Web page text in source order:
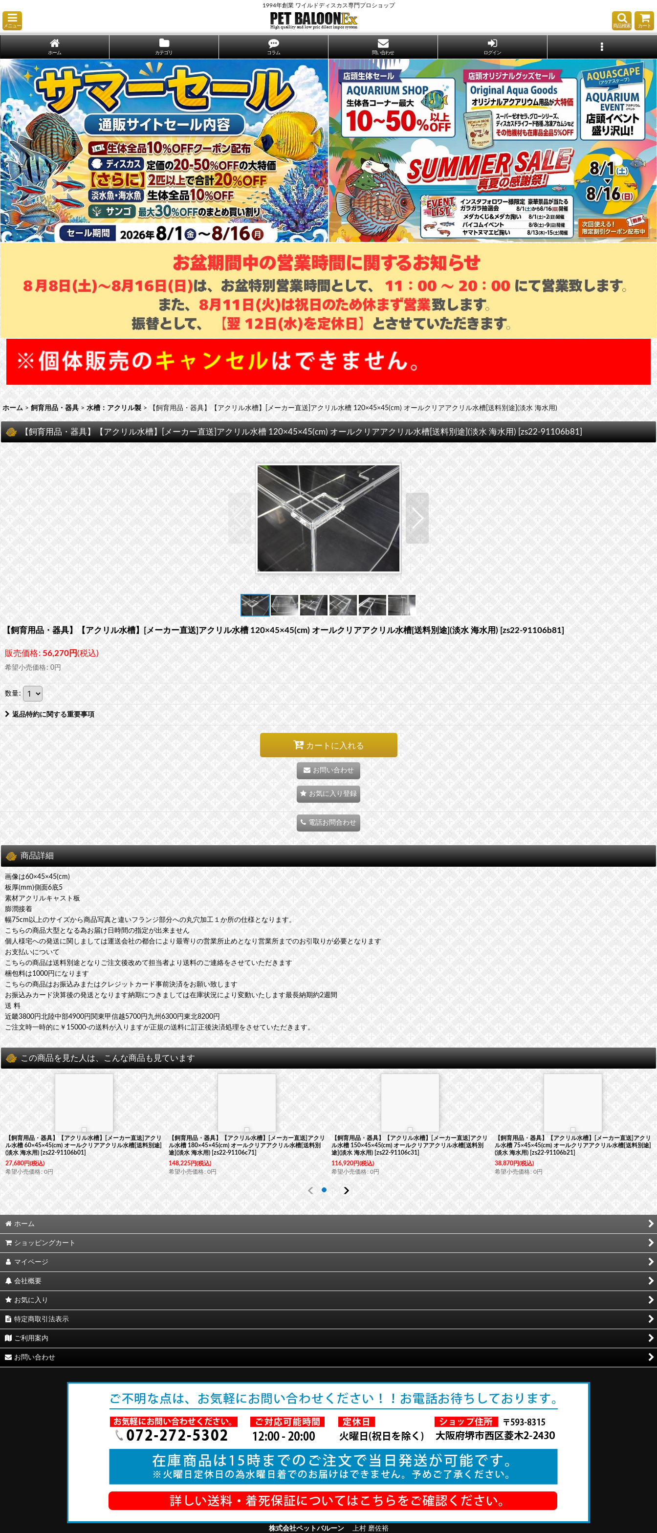
1994年創業 ワイルドディスカス専門プロショップ
メニュー 商品検索 カート
ホーム カテゴリ コラム 問い合わせ ログイン
ホーム > 飼育用品・器具 > 水槽：アクリル製 > 【飼育用品・器具】【アクリル水槽】[メーカー直送]アクリル水槽 120×45×45(cm) オールクリアアクリル水槽[送料別途](淡水 海水用)
【飼育用品・器具】【アクリル水槽】[メーカー直送]アクリル水槽 120×45×45(cm) オールクリアアクリル水槽[送料別途](淡水 海水用) [zs22-91106b81]
【飼育用品・器具】【アクリル水槽】[メーカー直送]アクリル水槽 120×45×45(cm) オールクリアアクリル水槽[送料別途](淡水 海水用) [zs22-91106b81]
販売価格: 56,270円(税込)
希望小売価格 : 0円
数量:
返品特約に関する重要事項
カートに入れる
お問い合わせ
お気に入り登録
電話お問合わせ
商品詳細
画像は60×45×45(cm)
板厚(mm)側面6底5
素材アクリルキャスト板
膨潤接着
幅75cm以上のサイズから商品写真と違いフランジ部分への丸穴加工１か所の仕様となります。
こちらの商品大型となる為お届け日時間の指定が出来ません
個人様宅への発送に関しましては運送会社の都合により最寄りの営業所止めとなり営業所までのお引取りが必要となります
お支払いについて
こちらの商品は送料別途となりご注文後改めて担当者より送料のご連絡をさせていただきます
梱包料は1000円になります
こちらの商品はお振込みまたはクレジットカード事前決済をお願い致します
お振込みカード決算後の発送となります納期につきましては在庫状況により変動いたします最長納期約2週間
送 料
近畿3800円北陸中部4900円関東甲信越5700円九州6300円東北8200円
ご注文時一時的に￥15000-の送料が入りますが正規の送料に訂正後決済処理をさせていただきます。
この商品を見た人は、こんな商品も見ています
【飼育用品・器具】【アクリル水槽】[メーカー直送]アクリ
ル水槽 60×45×45(cm) オールクリアアクリル水槽[送料別途]
(淡水 海水用) [zs22-91106b01]
27,680円(税込)
希望小売価格: 0円
【飼育用品・器具】【アクリル水槽】[メーカー直送]アクリ
ル水槽 180×45×45(cm) オールクリアアクリル水槽[送料別
途](淡水 海水用)
zs22-91106c71
148,225円(税込)
希望小売価格 : 0円
【飼育用品・器具】【アクリル水槽】[メーカー直送]アクリ
ル水槽 150×45×45(cm) オールクリアアクリル水槽[送料別
途](淡水 海水用) [ zs22-91106c31
116,920円(税込)
希望小売価格: 0円
【飼育用品・器具】【アクリル水槽】[メーカー直送]アクリ
ル水槽 75×45×45(cm) オールクリアアクリル水槽[送料別途]
(淡水 海水用)
zs22-91106b21]
38,870円(税込)
希望小売価格: 0円
ホーム
ショッピングカート
マイページ
会社概要
お気に入り
特定商取引法表示
ご利用案内
お問い合わせ
株式会社ペットバルーン 上村 磨佐裕